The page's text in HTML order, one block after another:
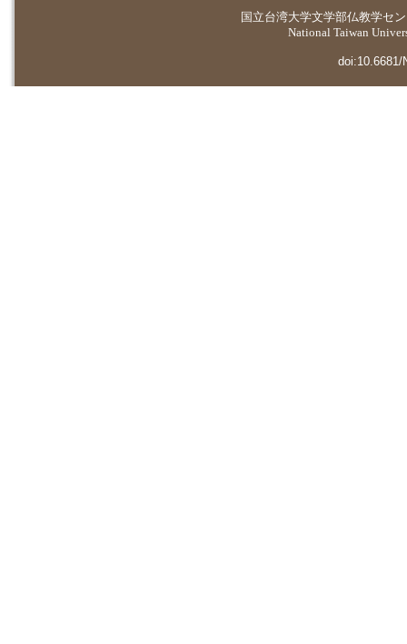
国立台湾大学文学部仏教学セ
National Taiwan
doi:10.6681/